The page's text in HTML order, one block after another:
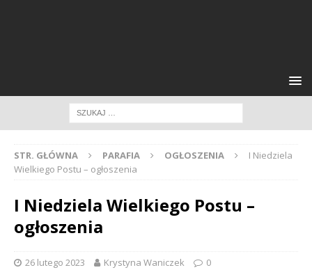
STR. GŁÓWNA PARAFIA OGŁOSZENIA
I Niedziela
Wielkiego Postu – ogłoszenia
I Niedziela Wielkiego Postu –
ogłoszenia
26 lutego 2023 Krystyna Waniczek 0